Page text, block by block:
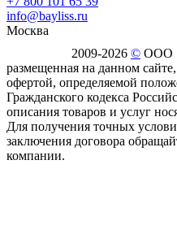
info@bayliss.ru
Москва
2009-2026 © ООО
размещенная на данном
офертой, определяемой
Гражданского кодекса
описания товаров и услуг
Для получения точных
заключения договора
компании.